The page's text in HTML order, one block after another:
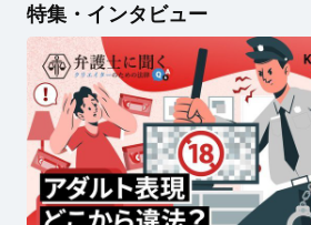
特集・インタビュー